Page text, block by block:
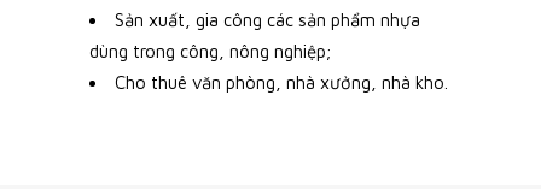
Sản xuất, gia công các sản phẩm nhựa
dùng trong công, nông nghiệp;
Cho thuê văn phòng, nhà xưởng, nhà kho.